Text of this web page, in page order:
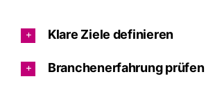
Klare Ziele definieren
Branchenerfahrung prüfen